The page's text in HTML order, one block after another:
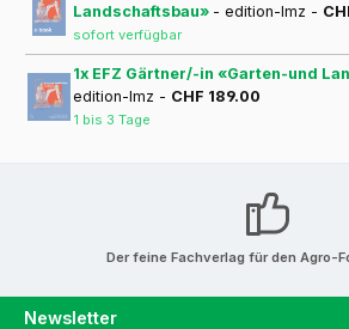
Landschaftsbau» - edition-lmz -
sofort verfügbar
1x EFZ Gärtner/-in «Garten-und
edition-lmz - CHF 189.00
1 bis 3 Tage
Der feine Fachverlag für den Agro-
Newsletter